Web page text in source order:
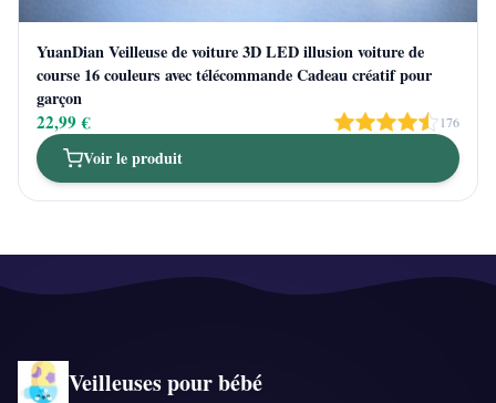
YuanDian Veilleuse de voiture 3D LED illusion voiture de
course 16 couleurs avec télécommande Cadeau créatif pour
garçon
22,99 € 176
Voir le produit
Veilleuses pour bébé